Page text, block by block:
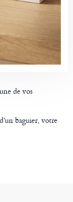
de vos
baguier, votre